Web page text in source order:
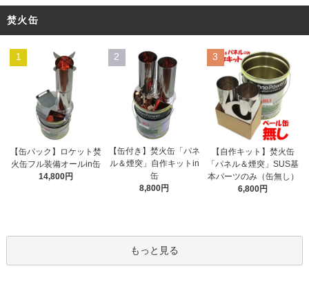
焚火缶
1
【缶パック】ロケット焚
火缶フル装備オールin缶
14,800円
2
【缶付き】焚火缶「パネ
ル＆煙突」自作キットin
缶
8,800円
3
【自作キット】焚火缶
「パネル＆煙突」SUS基
本パーツのみ（缶無し）
6,800円
もっと見る